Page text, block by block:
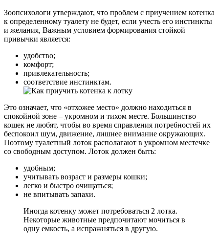
Зоопсихологи утверждают, что проблем с приучением котенка
к определенному туалету не будет, если учесть его инстинкты
и желания, Важным условием формирования стойкой
привычки является:
удобство;
комфорт;
привлекательность;
соответствие инстинктам.
Это означает, что «отхожее место» должно находиться в
спокойной зоне – укромном и тихом месте. Большинство
кошек не любят, чтобы во время справления потребностей их
беспокоил шум, движение, лишнее внимание окружающих.
Поэтому туалетный лоток располагают в укромном местечке
со свободным доступом. Лоток должен быть:
удобным;
учитывать возраст и размеры кошки;
легко и быстро очищаться;
не впитывать запахи.
Иногда котенку может потребоваться 2 лотка.
Некоторые животные предпочитают мочиться в
одну емкость, а испражняться в другую.